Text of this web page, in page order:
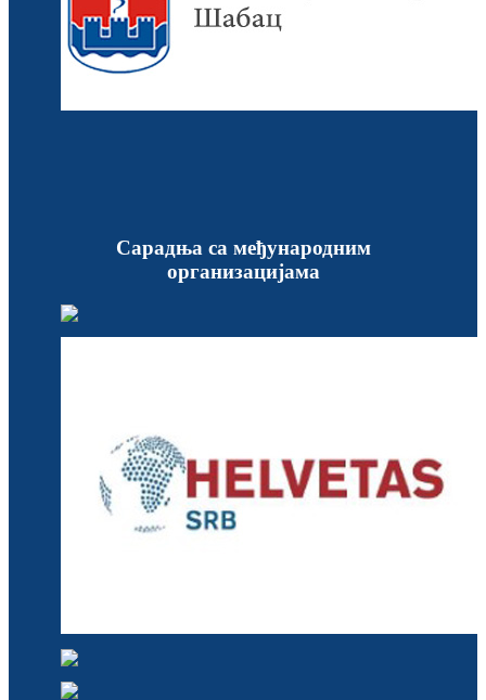
Сарадња са међународним
организацијама